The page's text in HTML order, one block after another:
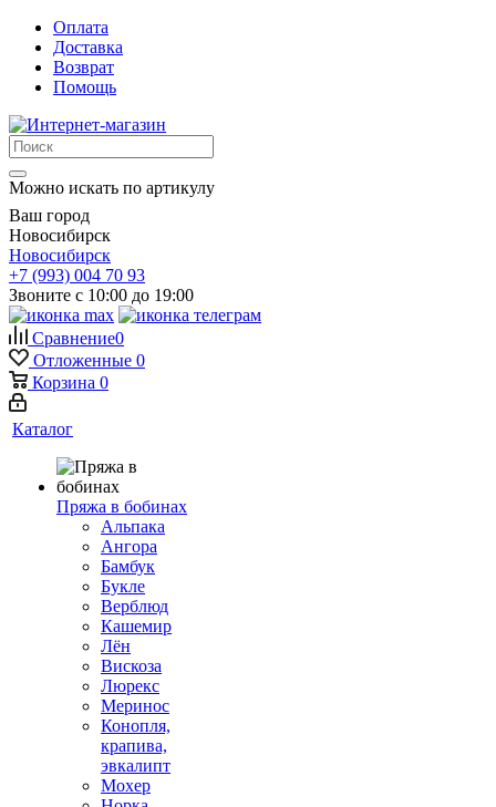
Оплата
Доставка
Возврат
Помощь
Можно искать по артикулу
Ваш город
Новосибирск
Новосибирск
+7 (993) 004 70 93
Звоните с 10:00 до 19:00
Сравнение0
Отложенные 0
Корзина 0
Каталог
Пряжа в бобинах
Альпака
Ангора
Бамбук
Букле
Верблюд
Кашемир
Лён
Вискоза
Люрекс
Меринос
Конопля,
крапива,
эвкалипт
Мохер